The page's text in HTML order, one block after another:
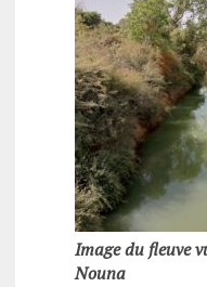
Image du fleuve
Nouna